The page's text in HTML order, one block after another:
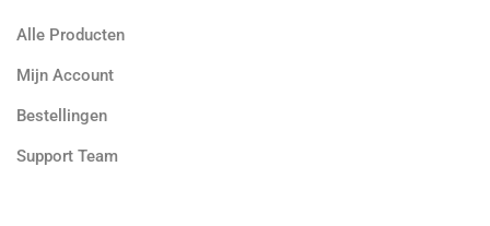
Alle Producten
Mijn Account
Bestellingen
Support Team